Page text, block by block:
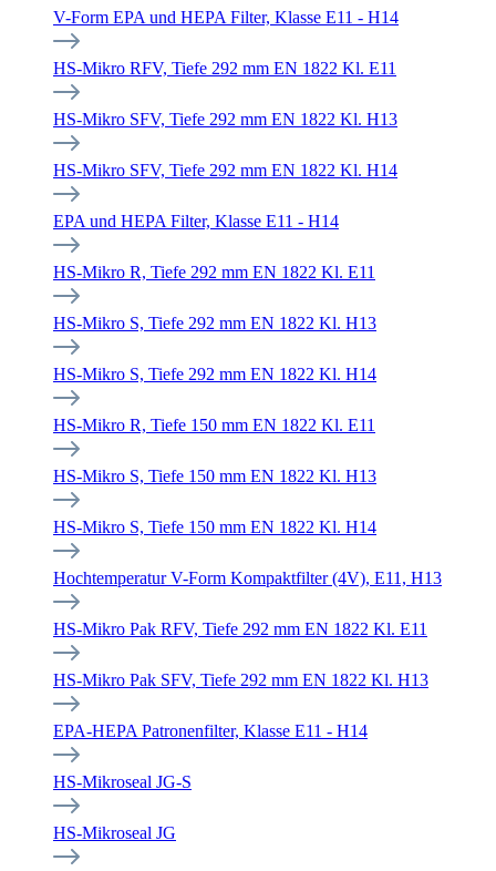
V-Form EPA und HEPA Filter, Klasse E11 - H14
HS-Mikro RFV, Tiefe 292 mm EN 1822 Kl. E11
HS-Mikro SFV, Tiefe 292 mm EN 1822 Kl. H13
HS-Mikro SFV, Tiefe 292 mm EN 1822 Kl. H14
EPA und HEPA Filter, Klasse E11 - H14
HS-Mikro R, Tiefe 292 mm EN 1822 Kl. E11
HS-Mikro S, Tiefe 292 mm EN 1822 Kl. H13
HS-Mikro S, Tiefe 292 mm EN 1822 Kl. H14
HS-Mikro R, Tiefe 150 mm EN 1822 Kl. E11
HS-Mikro S, Tiefe 150 mm EN 1822 Kl. H13
HS-Mikro S, Tiefe 150 mm EN 1822 Kl. H14
Hochtemperatur V-Form Kompaktfilter (4V), E11, H13
HS-Mikro Pak RFV, Tiefe 292 mm EN 1822 Kl. E11
HS-Mikro Pak SFV, Tiefe 292 mm EN 1822 Kl. H13
EPA-HEPA Patronenfilter, Klasse E11 - H14
HS-Mikroseal JG-S
HS-Mikroseal JG